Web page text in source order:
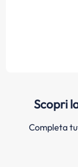
Scopri
Completa